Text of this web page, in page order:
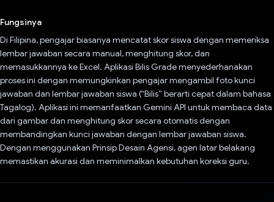
Fungsinya
Di Filipina, pengajar biasanya mencatat skor siswa dengan memeriksa
lembar jawaban secara manual, menghitung skor, dan
memasukkannya ke Excel. Aplikasi Bilis Grade menyederhanakan
proses ini dengan memungkinkan pengajar mengambil foto kunci
jawaban dan lembar jawaban siswa (“Bilis” berarti cepat dalam bahasa
Tagalog). Aplikasi ini memanfaatkan Gemini API untuk membaca data
dari gambar dan menghitung skor secara otomatis dengan
membandingkan kunci jawaban dengan lembar jawaban siswa.
Dengan menggunakan Prinsip Desain Agensi, agen latar belakang
memastikan akurasi dan meminimalkan kebutuhan koreksi guru.